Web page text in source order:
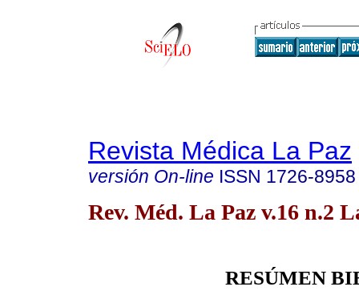
Revista Médica La Paz
versión On-line ISSN 1726-8958
Rev. Méd. La Paz v.16 n.2
RESÚMEN